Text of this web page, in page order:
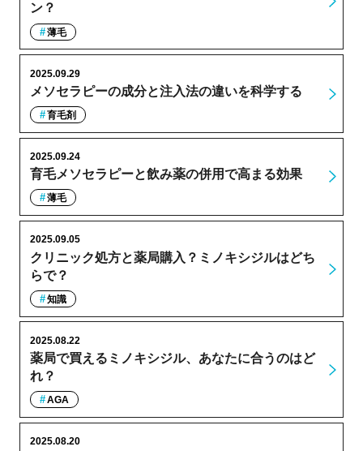
ン？
薄毛
メソセラピーの成分と注入法の違いを科学する
2025.09.29
育毛剤
育毛メソセラピーと飲み薬の併用で高まる効果
2025.09.24
薄毛
クリニック処方と薬局購入？ミノキシジルはどち
らで？
2025.09.05
知識
薬局で買えるミノキシジル、あなたに合うのはど
れ？
2025.08.22
AGA
2025.08.20